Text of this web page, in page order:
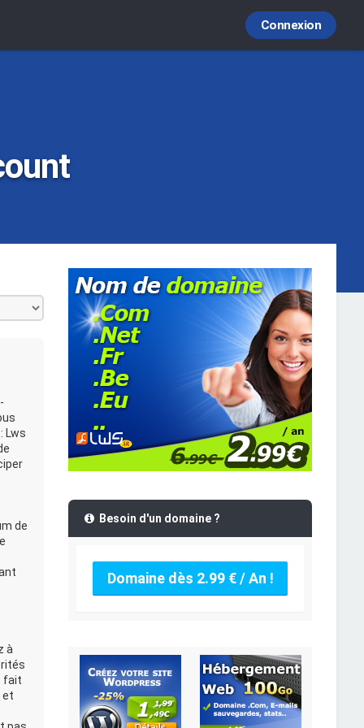
Connexion
Lws
de
à
fait
et
Besoin d'un domaine ?
Domaine dès 2.99 € / An !